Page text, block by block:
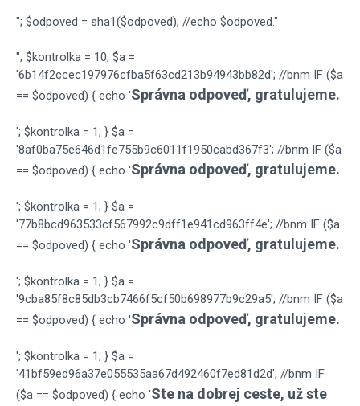
"; $odpoved = sha1($odpoved); //echo $odpoved."
"; $kontrolka = 10; $a =
'6b14f2ccec197976cfba5f63cd213b94943bb82d'; //bnm IF ($a
== $odpoved) { echo 'Správna odpoveď, gratulujeme.
'; $kontrolka = 1; } $a =
'8af0ba75e646d1fe755b9c6011f1950cabd367f3'; //bnm IF ($a
== $odpoved) { echo 'Správna odpoveď, gratulujeme.
'; $kontrolka = 1; } $a =
'77b8bcd963533cf567992c9dff1e941cd963ff4e'; //bnm IF ($a
== $odpoved) { echo 'Správna odpoveď, gratulujeme.
'; $kontrolka = 1; } $a =
'9cba85f8c85db3cb7466f5cf50b698977b9c29a5'; //bnm IF ($a
== $odpoved) { echo 'Správna odpoveď, gratulujeme.
'; $kontrolka = 1; } $a =
'41bf59ed96a37e055535aa67d492460f7ed81d2d'; //bnm IF
($a == $odpoved) { echo 'Ste na dobrej ceste, už ste